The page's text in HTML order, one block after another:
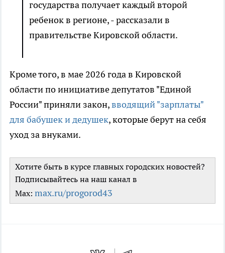
государства получает каждый второй
ребенок в регионе, - рассказали в
правительстве Кировской области.
Кроме того, в мае 2026 года в Кировской
области по инициативе депутатов "Единой
России" приняли закон,вводящий "зарплаты"
для бабушек и дедушек, которые берут на себя
уход за внуками.
Хотите быть в курсе главных городских новостей?
Подписывайтесь на наш канал в
Max: max.ru/progorod43